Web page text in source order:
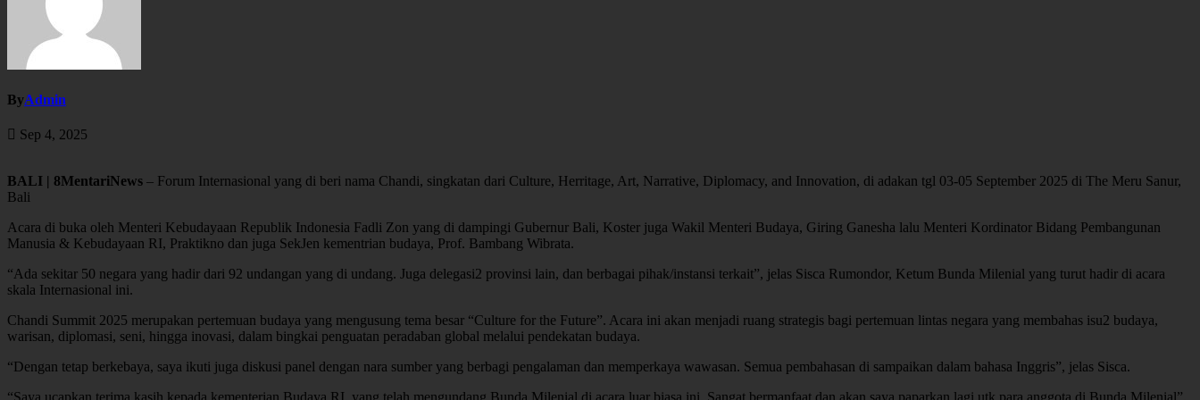
ByAdmin
Sep 4, 2025
BALI | 8MentariNews – Forum Internasional yang di beri nama Chandi, singkatan dari Culture, Herritage, Art, Narrative, Diplomacy, and Innovation, di adakan tgl 03-05 September 2025 di The Meru Sanur,
Bali
Acara di buka oleh Menteri Kebudayaan Republik Indonesia Fadli Zon yang di dampingi Gubernur Bali, Koster juga Wakil Menteri Budaya, Giring Ganesha lalu Menteri Kordinator Bidang Pembangunan
Manusia & Kebudayaan RI, Praktikno dan juga SekJen kementrian budaya, Prof. Bambang Wibrata.
“Ada sekitar 50 negara yang hadir dari 92 undangan yang di undang. Juga delegasi2 provinsi lain, dan berbagai pihak/instansi terkait”, jelas Sisca Rumondor, Ketum Bunda Milenial yang turut hadir di acara
skala Internasional ini.
Chandi Summit 2025 merupakan pertemuan budaya yang mengusung tema besar “Culture for the Future”. Acara ini akan menjadi ruang strategis bagi pertemuan lintas negara yang membahas isu2 budaya,
warisan, diplomasi, seni, hingga inovasi, dalam bingkai penguatan peradaban global melalui pendekatan budaya.
“Dengan tetap berkebaya, saya ikuti juga diskusi panel dengan nara sumber yang berbagi pengalaman dan memperkaya wawasan. Semua pembahasan di sampaikan dalam bahasa Inggris”, jelas Sisca.